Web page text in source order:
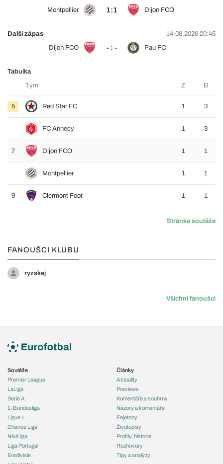
Montpellier
1:1 Dijon FCO
Další zápas
14.08.2026 20:45
Dijon FCO
- : - Pau FC
Tabulka
Tým
Z B
5 Red Star FC 1 3
FC Annecy 1 3
7 Dijon FCO 1 1
Montpellier 1 1
9 Clermont Foot 1 1
Stránka soutěže
FANOUŠCI KLUBU
ryzskej
Všichni fanoušci
Soutěže
Premier League
LaLiga
Serie A
1. Bundesliga
Ligue 1
Chance Liga
Niké liga
Liga Portugal
Eredivisie
Články
Aktuality
Previews
Komentáře a souhrny
Názory a komentáře
Fejetony
Životopisy
Profily, historie
Rozhovory
Tipy a analýzy